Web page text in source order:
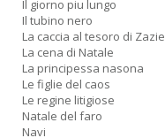
Il giorno piu lungo
Il tubino nero
La caccia al tesoro di Zazie
La cena di Natale
La principessa nasona
Le figlie del caos
Le regine litigiose
Natale del faro
Navi